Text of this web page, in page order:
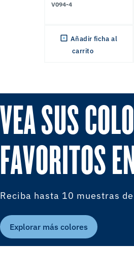
V094-4
Añadir ficha al
carrito
VEA SUS
FAVORITOS
Reciba hasta 10 muestras
Explorar más colores